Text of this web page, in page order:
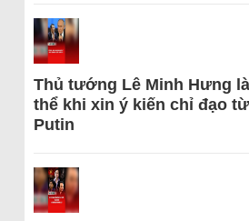
Thủ tướng Lê Minh Hưng
thể khi xin ý kiến chỉ đạo
Putin